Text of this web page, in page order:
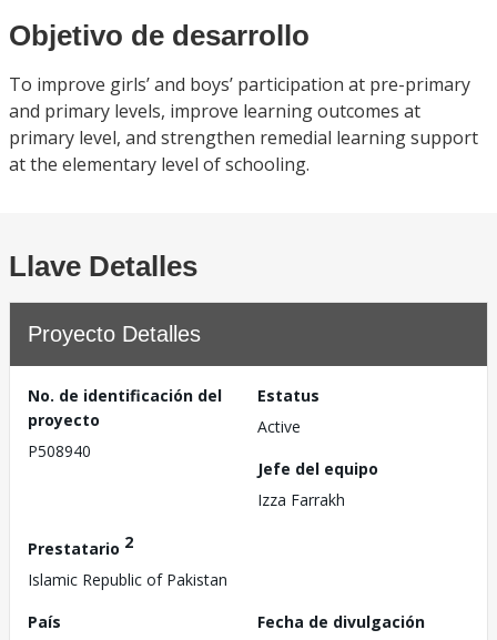
Objetivo de desarrollo
To improve girls’ and boys’ participation at pre-primary
and primary levels, improve learning outcomes at
primary level, and strengthen remedial learning support
at the elementary level of schooling.
Llave Detalles
Proyecto Detalles
No. de identificación del
proyecto
P508940
Estatus
Active
Jefe del equipo
Izza Farrakh
Prestatario 2
Islamic Republic of Pakistan
País
Fecha de divulgación